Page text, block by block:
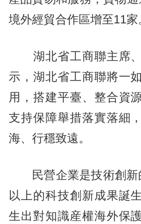
境外經貿合作區增至11家
湖北省工商聯主席、
示，湖北省工商聯將一
用，搭建平臺、整合資
支持保障舉措落實落細
海、行穩致遠。
民營企業是技術創新
以上的科技創新成果誕
生出對知識産權海外保